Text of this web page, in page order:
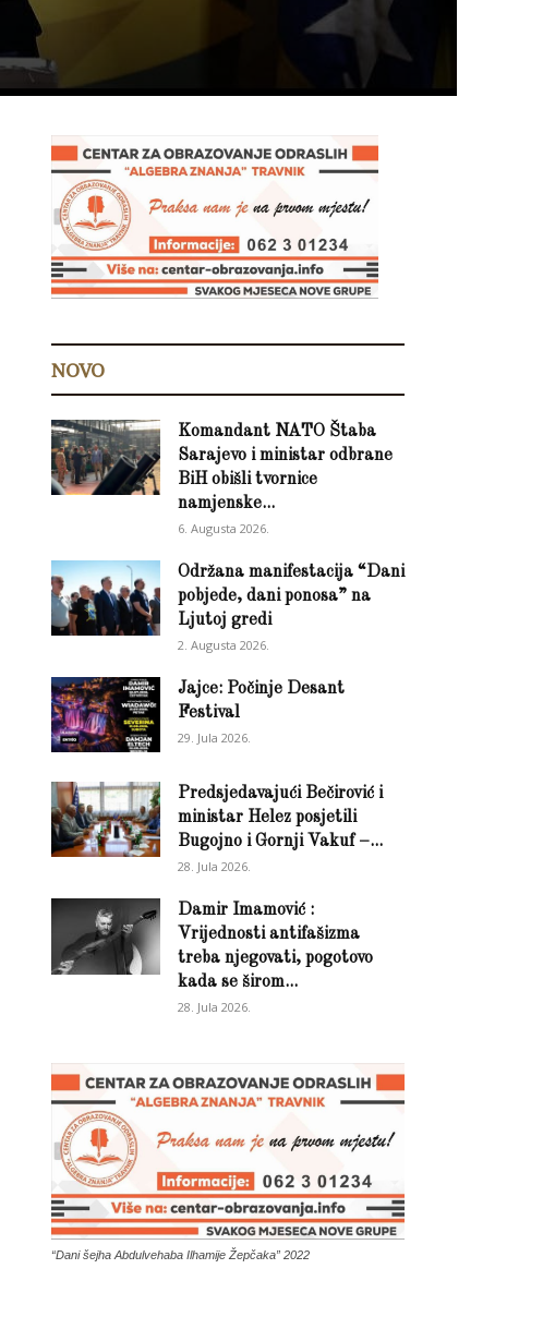
NOVO
Komandant NATO Štaba
Sarajevo i ministar odbrane
BiH obišli tvornice
namjenske...
6. Augusta 2026.
Održana manifestacija “Dani
pobjede, dani ponosa” na
Ljutoj gredi
2. Augusta 2026.
Jajce: Počinje Desant
Festival
29. Jula 2026.
Predsjedavajući Bečirović i
ministar Helez posjetili
Bugojno i Gornji Vakuf –...
28. Jula 2026.
Damir Imamović :
Vrijednosti antifašizma
treba njegovati, pogotovo
kada se širom...
28. Jula 2026.
“Dani šejha Abdulvehaba Ilhamije Žepčaka” 2022